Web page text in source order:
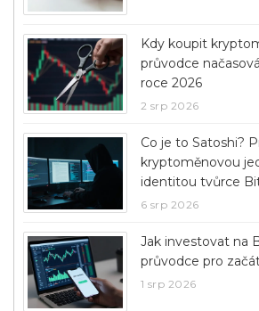
Kdy koupit
průvodce
roce 2026
2 srp 2026
Co je to Satoshi?
kryptoměnovou
identitou tvůrce
6 srp 2026
Jak investovat na
průvodce pro
1 srp 2026